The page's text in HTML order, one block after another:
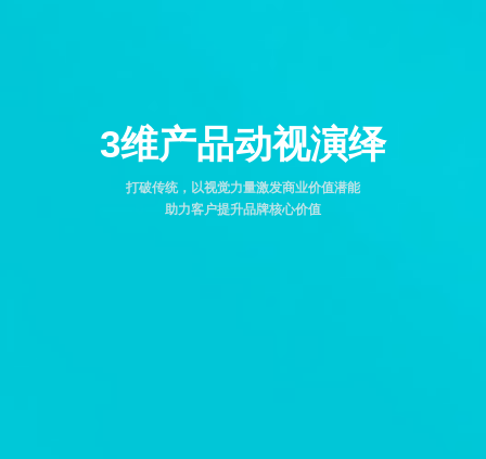
3维产品动视演绎
打破传统，以视觉力量激发商业价值潜能
助力客户提升品牌核心价值